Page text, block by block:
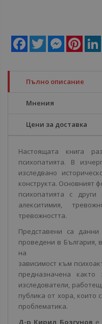
Facebook
Twitter Messenger
Пълно описание
Мнения
Цени за доставка
Настоящата книга
психопатията. В
изследвано
конструкта. Основният
психопатията с други
алекситимия,
тревожността.
Представени са данни
проведени в България,
на
зависимост към
предназначена
изследователи,
публика от хора, които
проблематика.
Д-р Кирил Бозгунов е